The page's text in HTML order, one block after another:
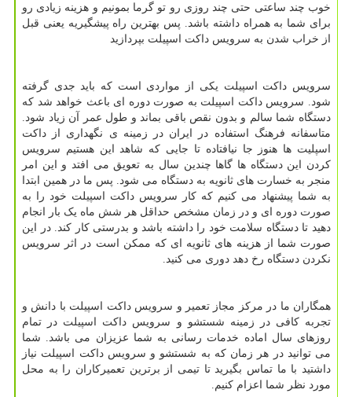
خوب چند ساعتی حتی چند روزی رو تو گرما بمونیم و هزینه زیادی رو
برای شما به همراه داشته باشد. پس بهترین راه پیشگیریه یعنی قبل
از خراب شدن به سرویس داکت اسپیلت بپردازید
سرویس داکت اسپیلت یکی از مواردی است که باید جدی گرفته
شود. سرویس داکت اسپیلت به صورت دوره ای باعث خواهد شد که
دستگاه شما سالم و بدون نقص باقی بماند و طول عمر آن زیاد شود.
متاسفانه فرهنگ استفاده در ایران در زمینه ی نگهداری از داکت
اسپلیت ها هنوز جا نیافتاده تا جایی که شاهد این هستیم سرویس
کردن این دستگاه ها گاها چندین سال به تعویق می افتد و این امر
منجر به خسارت های ثانویه به دستگاه می شود. پس ما در همین ابتدا
به شما پیشنهاد می کنیم که کار سرویس داکت اسپیلت خود را به
صورت دوره ای و در زمان مشخص حداقل هر شش ماه یک بار انجام
دهید تا دستگاه سلامت خود را داشته باشد و بدرستی کار کند. در این
صورت شما از هزینه های ثانویه ای که ممکن است در اثر سرویس
نکردن دستگاه رخ دهد دوری می کنید.
همگاران ما در مرکز مجاز تعمیر و سرویس داکت اسپیلت با دانش و
تجربه کافی در زمینه شستشو و سرویس داکت اسپیلت در تمام
روزهای سال اماده خدمات رسانی به شما عزیزان می باشد. شما
می توانید در هر زمان که به شستشو و سرویس داکت اسپیلت نیاز
داشتید با ما تماس بگیرید تا تیمی از برترین تعمیرکاران را به محل
مورد نظر شما اعزام کنیم.